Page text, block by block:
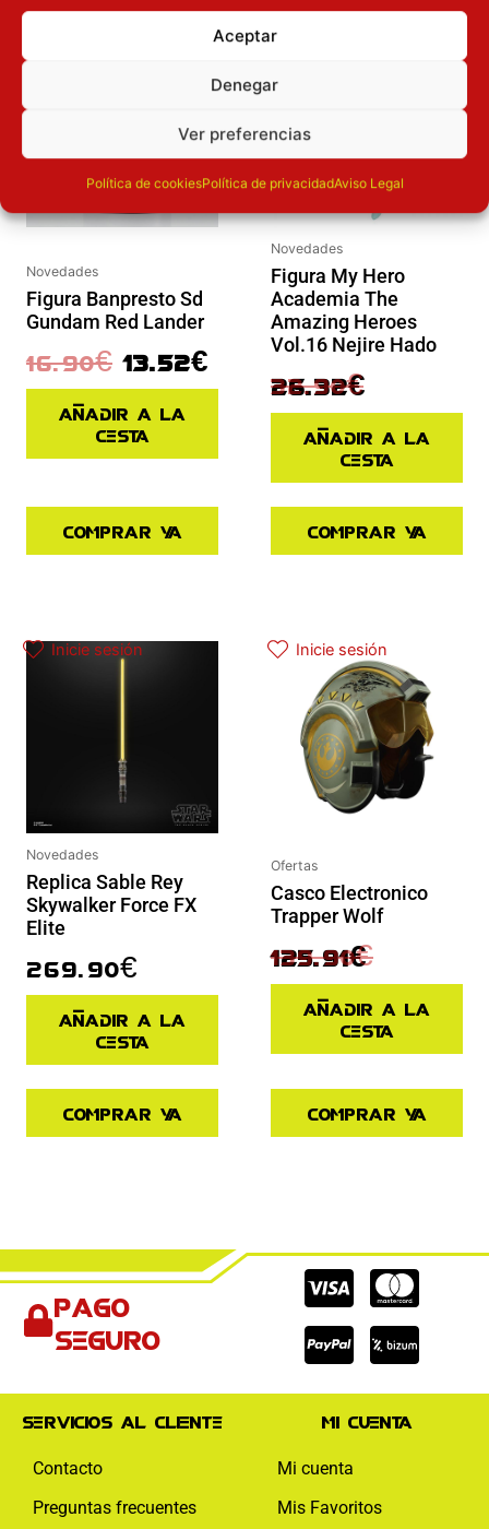
Aceptar
Denegar
Ver preferencias
Política de cookiesPolítica de privacidadAviso Legal
Novedades
Figura Banpresto Sd
Gundam Red Lander
16.90€
El precio original era: 16.90€.
13.52€
El precio actual es: 13.52€.
Añadir a la
cesta
Comprar ya
Novedades
Figura My Hero
Academia The
Amazing Heroes
Vol.16 Nejire Hado
32.90€
El precio original era: 32.90€.
26.32€
El precio actual es: 26.32€.
Añadir a la
cesta
Comprar ya
Inicie sesión
Novedades
Replica Sable Rey
Skywalker Force FX
Elite
269.90€
Añadir a la
cesta
Comprar ya
Inicie sesión
Ofertas
Casco Electronico
Trapper Wolf
139.90€
125.91€
Añadir a la
cesta
Comprar ya
Pago
seguro
Cc-
visa
Cc-
Cc-
paypal
Servicios al cliente
Contacto
Preguntas frecuentes
Mi cuenta
Mi cuenta
Mis Favoritos